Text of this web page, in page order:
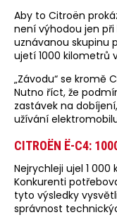
Aby to Citroën
není výhodou jen
uznávanou skupinu
ujetí 1000 kilometrů
„Závodu“ se kromě
Nutno říct, že
zastávek na
užívání
CITROËN Ë-C4:
Nejrychleji ujel 1
Konkurenti
tyto výsledky
správnost